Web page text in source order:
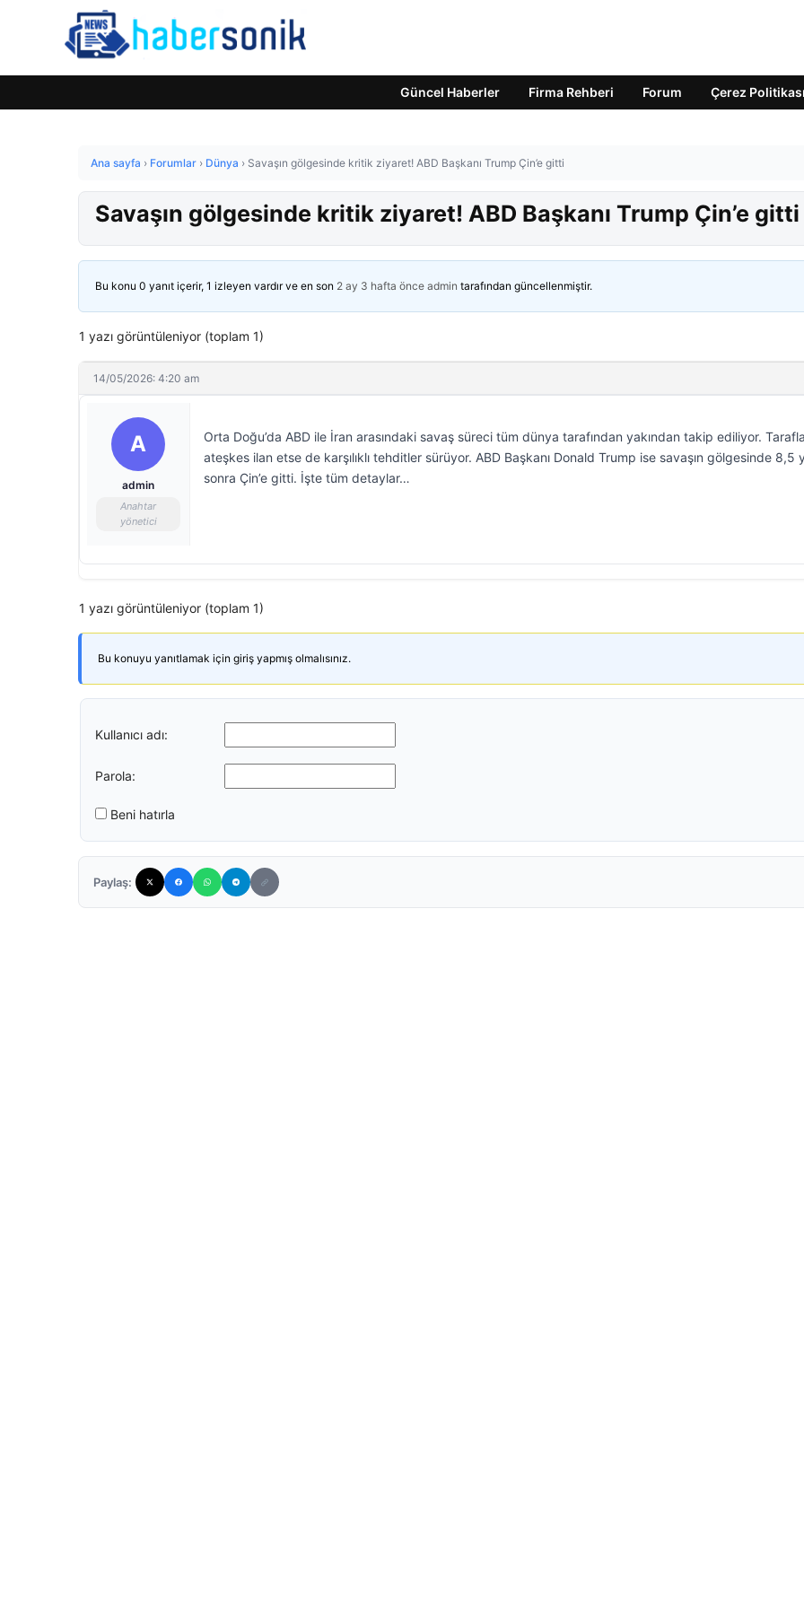
Güncel Haberler Firma Rehberi Forum Çerez Politikası
Ana sayfa › Forumlar › Dünya › Savaşın gölgesinde kritik ziyaret! ABD Başkanı Trump Çin’e gitti
Savaşın gölgesinde kritik ziyaret! ABD Başkanı Trump Çin’e gitti
Bu konu 0 yanıt içerir, 1 izleyen vardır ve en son 2 ay 3 hafta önce admin tarafından güncellenmiştir.
1 yazı görüntüleniyor (toplam 1)
14/05/2026: 4:20 am
A
admin
Anahtar
yönetici
Orta Doğu’da ABD ile İran arasındaki savaş süreci tüm dünya tarafından yakından takip ediliyor.
ateşkes ilan etse de karşılıklı tehditler sürüyor. ABD Başkanı Donald Trump ise savaşın gölgesinde 8,5
sonra Çin’e gitti. İşte tüm detaylar…
1 yazı görüntüleniyor (toplam 1)
Bu konuyu yanıtlamak için giriş yapmış olmalısınız.
Kullanıcı adı:
Parola:
Beni hatırla
Paylaş: